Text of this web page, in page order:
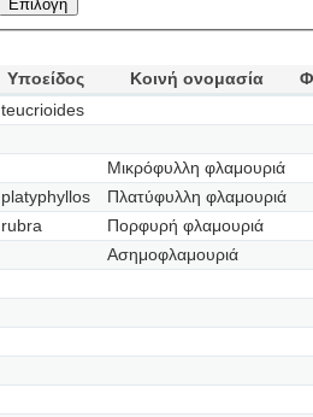
Υποείδος Κοινή ονομασία
teucrioides
Μικρόφυλλη φλαμουριά
platyphyllos
Πλατύφυλλη φλαμουριά
rubra
Πορφυρή φλαμουριά
Ασημοφλαμουριά